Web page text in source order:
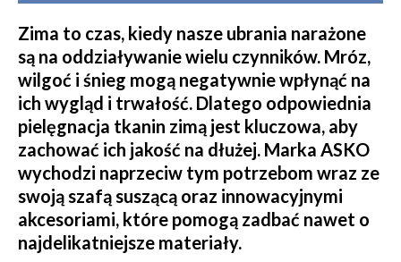
Zima to czas, kiedy nasze ubrania narażone
są na oddziaływanie wielu czynników. Mróz,
wilgoć i śnieg mogą negatywnie wpłynąć na
ich wygląd i trwałość. Dlatego odpowiednia
pielęgnacja tkanin zimą jest kluczowa, aby
zachować ich jakość na dłużej. Marka ASKO
wychodzi naprzeciw tym potrzebom wraz ze
swoją szafą suszącą oraz innowacyjnymi
akcesoriami, które pomogą zadbać nawet o
najdelikatniejsze materiały.